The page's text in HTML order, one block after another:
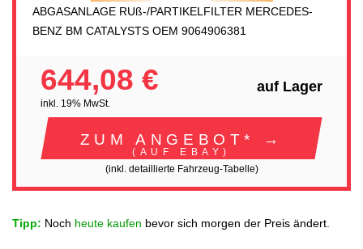
ABGASANLAGE RUß-/PARTIKELFILTER MERCEDES-
BENZ BM CATALYSTS OEM 9064906381
644,08 €
inkl. 19% MwSt.
auf Lager
ZUM ANGEBOT* →
(AUF EBAY)
(inkl. detaillierte Fahrzeug-Tabelle)
Tipp: Noch heute kaufen bevor sich morgen der Preis ändert.